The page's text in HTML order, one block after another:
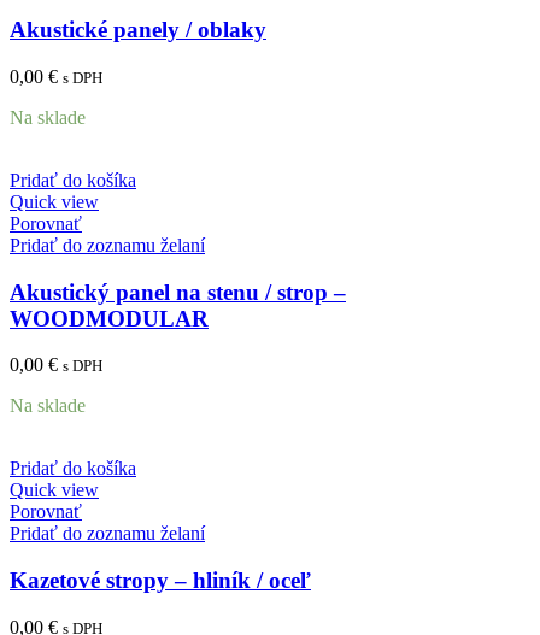
Akustické panely / oblaky
0,00 € s DPH
Na sklade
Pridať do košíka
Quick view
Porovnať
Pridať do zoznamu želaní
Akustický panel na stenu / strop –
WOODMODULAR
0,00 € s DPH
Na sklade
Pridať do košíka
Quick view
Porovnať
Pridať do zoznamu želaní
Kazetové stropy – hliník / oceľ
0,00 € s DPH